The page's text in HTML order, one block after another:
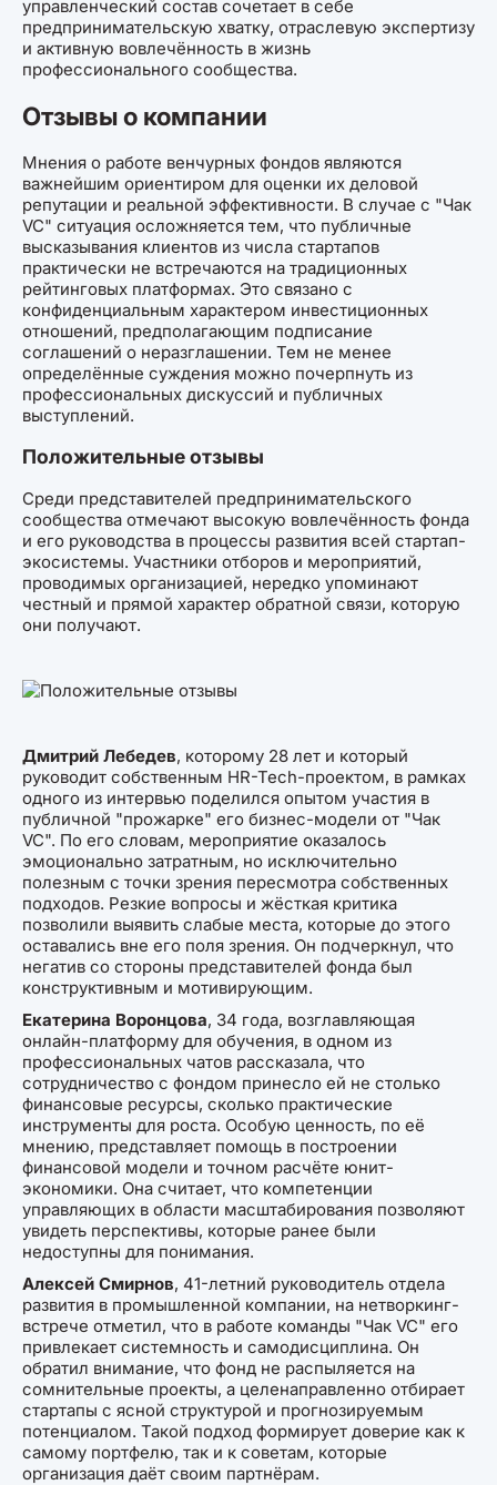
управленческий состав сочетает в себе
предпринимательскую хватку, отраслевую экспертизу
и активную вовлечённость в жизнь
профессионального сообщества.
Отзывы о компании
Мнения о работе венчурных фондов являются
важнейшим ориентиром для оценки их деловой
репутации и реальной эффективности. В случае с "Чак
VC" ситуация осложняется тем, что публичные
высказывания клиентов из числа стартапов
практически не встречаются на традиционных
рейтинговых платформах. Это связано с
конфиденциальным характером инвестиционных
отношений, предполагающим подписание
соглашений о неразглашении. Тем не менее
определённые суждения можно почерпнуть из
профессиональных дискуссий и публичных
выступлений.
Положительные отзывы
Среди представителей предпринимательского
сообщества отмечают высокую вовлечённость фонда
и его руководства в процессы развития всей стартап-
экосистемы. Участники отборов и мероприятий,
проводимых организацией, нередко упоминают
честный и прямой характер обратной связи, которую
они получают.
Дмитрий Лебедев, которому 28 лет и который
руководит собственным HR-Tech-проектом, в рамках
одного из интервью поделился опытом участия в
публичной "прожарке" его бизнес-модели от "Чак
VC". По его словам, мероприятие оказалось
эмоционально затратным, но исключительно
полезным с точки зрения пересмотра собственных
подходов. Резкие вопросы и жёсткая критика
позволили выявить слабые места, которые до этого
оставались вне его поля зрения. Он подчеркнул, что
негатив со стороны представителей фонда был
конструктивным и мотивирующим.
Екатерина Воронцова, 34 года, возглавляющая
онлайн-платформу для обучения, в одном из
профессиональных чатов рассказала, что
сотрудничество с фондом принесло ей не столько
финансовые ресурсы, сколько практические
инструменты для роста. Особую ценность, по её
мнению, представляет помощь в построении
финансовой модели и точном расчёте юнит-
экономики. Она считает, что компетенции
управляющих в области масштабирования позволяют
увидеть перспективы, которые ранее были
недоступны для понимания.
Алексей Смирнов, 41-летний руководитель отдела
развития в промышленной компании, на нетворкинг-
встрече отметил, что в работе команды "Чак VC" его
привлекает системность и самодисциплина. Он
обратил внимание, что фонд не распыляется на
сомнительные проекты, а целенаправленно отбирает
стартапы с ясной структурой и прогнозируемым
потенциалом. Такой подход формирует доверие как к
самому портфелю, так и к советам, которые
организация даёт своим партнёрам.